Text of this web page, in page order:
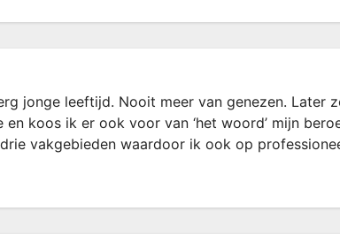
jonge leeftijd. Nooit meer van genezen. Later
koos ik er ook voor van ‘het woord’ mijn
vakgebieden waardoor ik ook op